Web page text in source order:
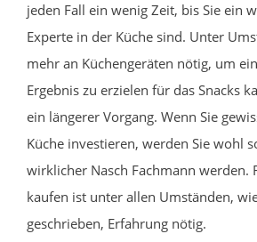
jeden Fall ein wenig Zeit, bis Sie ein
Experte in der Küche sind. Unter
mehr an Küchengeräten nötig, um
Ergebnis zu erzielen für das Snacks
ein längerer Vorgang. Wenn Sie
Küche investieren, werden Sie wohl
wirklicher Nasch Fachmann werden.
kaufen ist unter allen Umständen,
geschrieben, Erfahrung nötig.